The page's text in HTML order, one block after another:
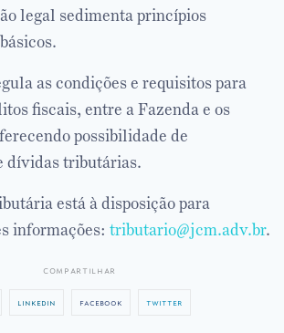
legal sedimenta princípios
as condições e requisitos para
fiscais, entre a Fazenda e os
possibilidade de
dívidas tributárias.
está à disposição para
informações: tributario@jcm.adv.br.
compartilhar
linkedin facebook twitter